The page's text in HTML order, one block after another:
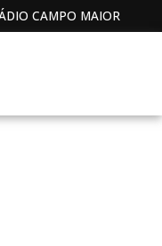
CAMPO MAIOR